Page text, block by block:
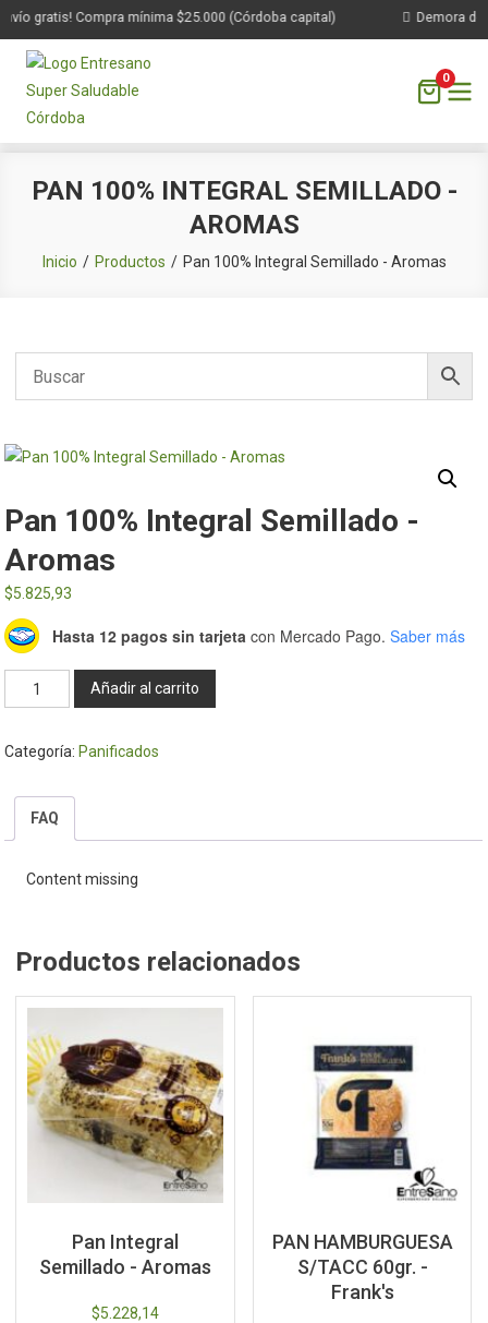
gratis! Compra mínima $25.000 (Córdoba capital) Demora de
0
PAN 100% INTEGRAL SEMILLADO -
AROMAS
Inicio Productos Pan 100% Integral Semillado - Aromas
Pan 100% Integral Semillado -
Aromas
$5.825,93
Hasta 12 pagos sin tarjeta con Mercado Pago. Saber más
100%
Semillado
Aromas
cantidad
Añadir al carrito
Categoría: Panificados
FAQ
Content missing
Productos relacionados
Pan Integral
Semillado - Aromas
$5.228,14
PAN HAMBURGUESA
S/TACC 60gr. -
Frank's